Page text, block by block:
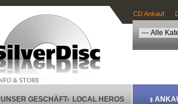
CD Ankauf
UNSER GESCHÄFT LOCAL HEROS